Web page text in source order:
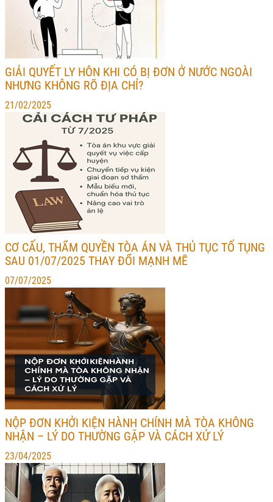
GIẢI QUYẾT LY HÔN KHI CÓ BỊ ĐƠN Ở NƯỚC NGOÀI
NHƯNG KHÔNG RÕ ĐỊA CHỈ?
21/02/2025
CƠ CẤU, THẨM QUYỀN TÒA ÁN VÀ THỦ TỤC TỐ TỤNG
SAU 01/07/2025 THAY ĐỔI MẠNH MẼ
07/07/2025
NỘP ĐƠN KHỞI KIỆN HÀNH CHÍNH MÀ TÒA KHÔNG
NHẬN – LÝ DO THƯỜNG GẶP VÀ CÁCH XỬ LÝ
23/04/2025